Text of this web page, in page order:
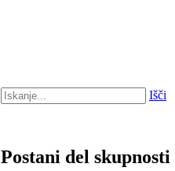
Išči
Postani del